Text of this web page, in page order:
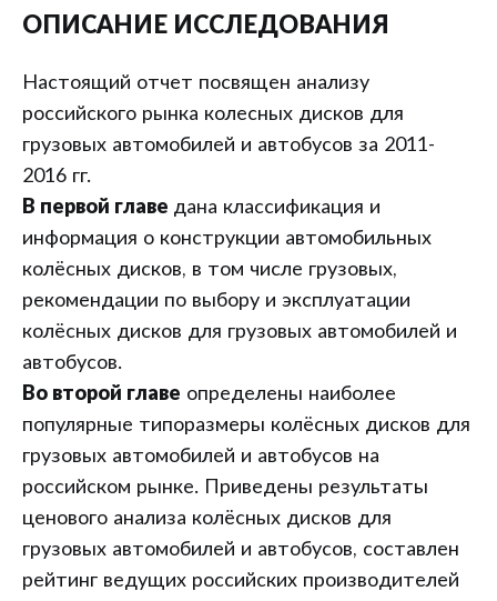
ОПИСАНИЕ ИССЛЕДОВАНИЯ
Настоящий отчет посвящен анализу
российского рынка колесных дисков для
грузовых автомобилей и автобусов за 2011-
2016 гг.
В первой главе дана классификация и
информация о конструкции автомобильных
колёсных дисков, в том числе грузовых,
рекомендации по выбору и эксплуатации
колёсных дисков для грузовых автомобилей и
автобусов.
Во второй главе определены наиболее
популярные типоразмеры колёсных дисков для
грузовых автомобилей и автобусов на
российском рынке. Приведены результаты
ценового анализа колёсных дисков для
грузовых автомобилей и автобусов, составлен
рейтинг ведущих российских производителей